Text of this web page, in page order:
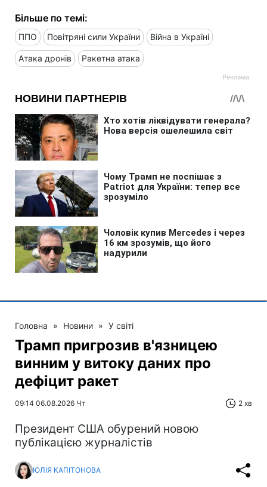
Більше по темі:
ППО Повітряні сили України Війна в Україні
Атака дронів Ракетна атака
Головна » Новини » У світі
Трамп пригрозив в'язницею
винним у витоку даних про
дефіцит ракет
09:14 06.08.2026 Чт 2 хв
Президент США обурений новою
публікацією журналістів
ЮЛІЯ КАПІТОНОВА